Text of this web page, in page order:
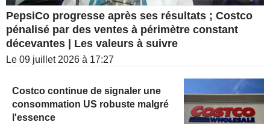
PepsiCo progresse après ses résultats ; Costco
pénalisé par des ventes à périmètre constant
décevantes | Les valeurs à suivre
Le 09 juillet 2026 à 17:27
Costco continue de signaler une
consommation US robuste malgré
l'essence